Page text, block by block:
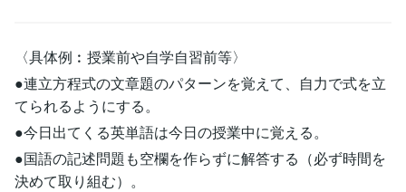
〈具体例︰授業前や自学自習前等〉
●連立方程式の文章題のパターンを覚えて、自力で式を立
てられるようにする。
●今日出てくる英単語は今日の授業中に覚える。
●国語の記述問題も空欄を作らずに解答する（必ず時間を
決めて取り組む）。